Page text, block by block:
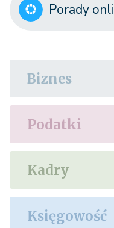
Porady
Biznes
Podatki
Kadry
Księgowość